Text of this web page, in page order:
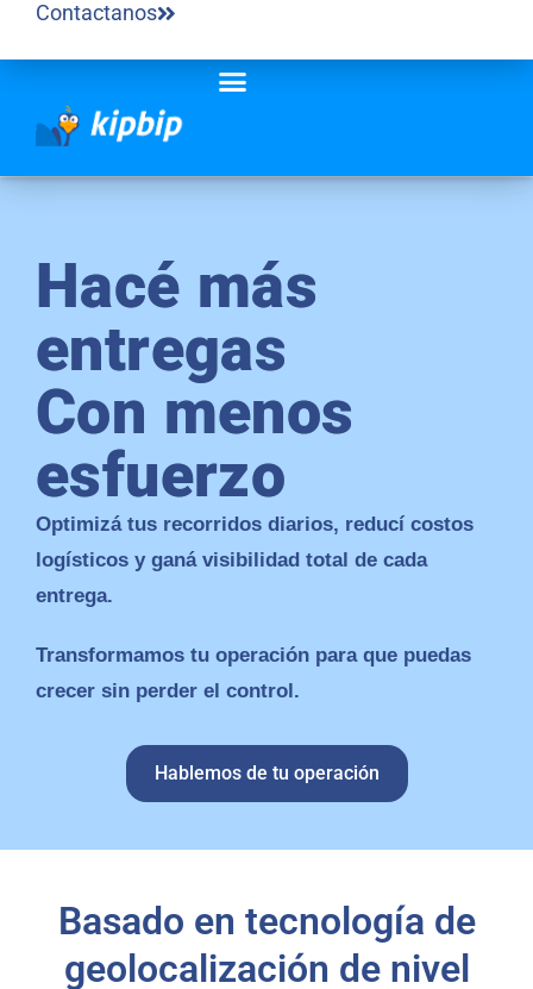
Contactanos
Hacé más
entregas
Con menos
esfuerzo
Optimizá tus recorridos diarios, reducí costos
logísticos y ganá visibilidad total de cada
entrega.
Transformamos tu operación para que puedas
crecer sin perder el control.
Hablemos de tu operación
Basado en tecnología de
geolocalización de nivel